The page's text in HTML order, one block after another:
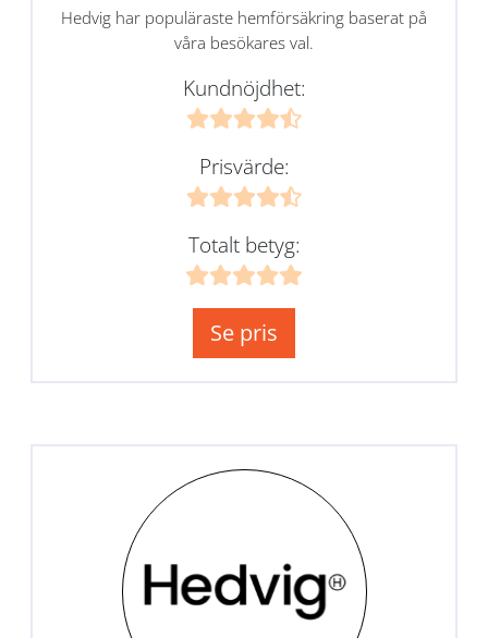
Hedvig har populäraste hemförsäkring baserat på
våra besökares val.
Kundnöjdhet:
Prisvärde:
Totalt betyg:
Se pris